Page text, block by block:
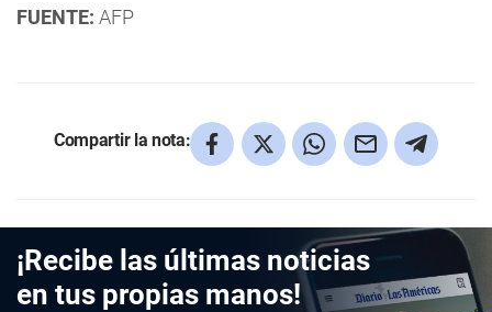
FUENTE: AFP
Compartir la nota:
¡Recibe las últimas noticias
en tus propias manos!